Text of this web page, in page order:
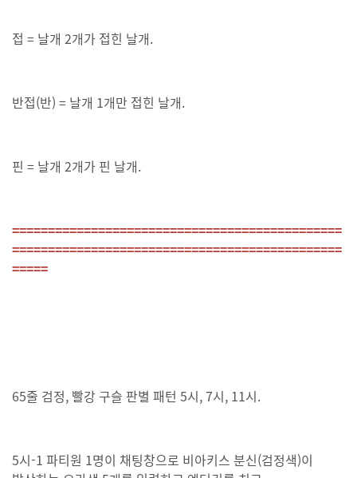
접 = 날개 2개가 접힌 날개.
반접(반) = 날개 1개만 접힌 날개.
핀 = 날개 2개가 핀 날개.
==============================================
==============================================
=====
65줄 검정, 빨강 구슬 판별 패턴 5시, 7시, 11시.
5시-1 파티원 1명이 채팅창으로 비아키스 분신(검정색)이